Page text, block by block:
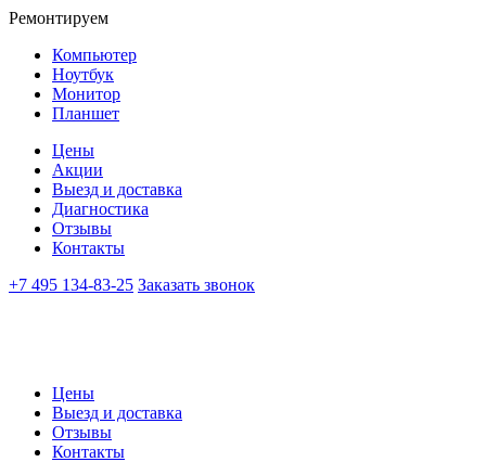
Ремонтируем
Компьютер
Ноутбук
Монитор
Планшет
Цены
Акции
Выезд и доставка
Диагностика
Отзывы
Контакты
+7 495 134-83-25 Заказать звонок
Цены
Выезд и доставка
Отзывы
Контакты